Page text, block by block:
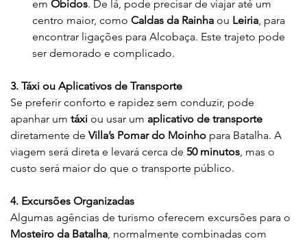
em Óbidos. De lá, pode precisar de viajar até um
centro maior, como Caldas da Rainha ou Leiria, para
encontrar ligações para Alcobaça. Este trajeto pode
ser demorado e complicado.
3. Táxi ou Aplicativos de Transporte
Se preferir conforto e rapidez sem conduzir, pode
apanhar um táxi ou usar um aplicativo de transporte
diretamente de Villa’s Pomar do Moinho para Batalha. A
viagem será direta e levará cerca de 50 minutos, mas o
custo será maior do que o transporte público.
4. Excursões Organizadas
Algumas agências de turismo oferecem excursões para o
Mosteiro da Batalha, normalmente combinadas com